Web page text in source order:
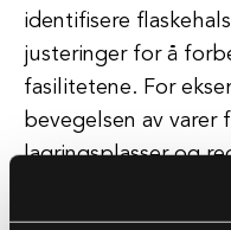
identifisere
justeringer for å
fasilitetene. For
bevegelsen av varer
lagringsplasser og